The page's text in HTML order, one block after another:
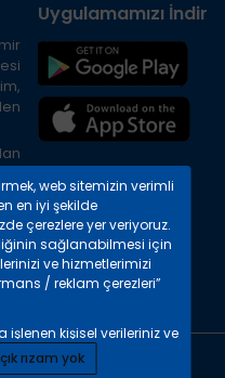
Uygulamamızı İndirin
saklıdır.
web sitemizin verimli
en iyi şekilde
çerezlere yer veriyoruz.
sağlanabilmesi için
ve hizmetlerimizi
/ reklam çerezleri”
işlenen kişisel verileriniz ve
bilgileri“Çerezlere İlişkin
Metninde”
rızam yok